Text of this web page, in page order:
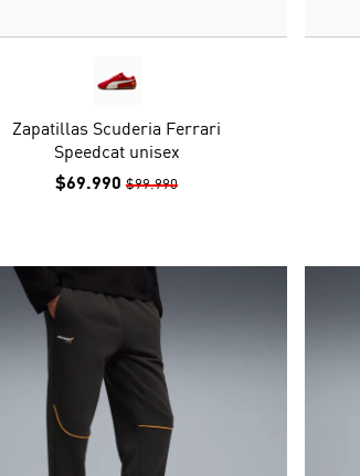
Zapatillas Scuderia Ferrari
Speedcat unisex
$69.990 $99.990